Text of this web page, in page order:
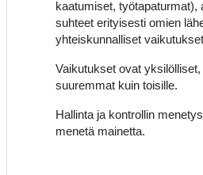
kaatumiset, työtapaturmat),
suhteet erityisesti omien
yhteiskunnalliset
Vaikutukset ovat
suuremmat kuin toisille.
Hallinta ja kontrollin
menetä mainetta.